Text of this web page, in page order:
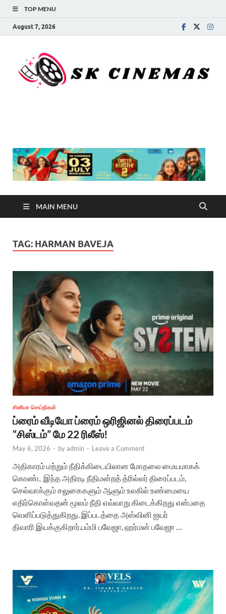
TOP MENU
August 7, 2026
MAIN MENU
TAG: HARMAN BAVEJA
சினிமா செய்திகள்
ப்ரைம் வீடியோ ப்ரைம் ஒரிஜினல் திரைப்படம்
“சிஸ்டம்” மே 22 ரிலீஸ்!
May 6, 2026 - byadmin - Leave a Comment
அதிகாரம் மற்றும் நீதிக்கிடையிலான மோதலை மையமாகக்
கொண்ட இந்த அதிரடி நீதிமன்றத் த்ரில்லர் திரைப்படம்,
செல்வாக்கும் சலுகைகளும் ஆளும் உலகில் உண்மையை
எதிர்கொள்வதன் மூலம் நீதி எவ்வாறு கிடைக்கிறது என்பதை
வெளிப்படுத்துகிறது. இப்படத்தை அஸ்வினி ஐயர்
திவாரி இயக்குகிறார்.பம்மி பவேஜா, ஹர்மன் பவேஜா …